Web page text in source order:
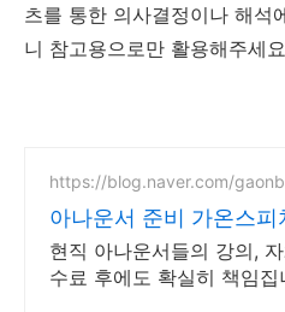
츠를 통한 의사결정이나 해석
니 참고용으로만 활용해주세
https://blog.naver.com/
아나운서 준비 가온스피
현직 아나운서들의 강의,
수료 후에도 확실히 책임집